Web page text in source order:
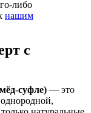
либо
нашим
с
— это